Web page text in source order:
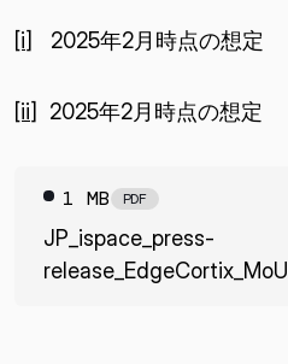
[i] 2025年2月時点の想定
[ii] 2025年2月時点の想定
1 MB PDF
JP_ispace_press-
release_EdgeCortix_MoU